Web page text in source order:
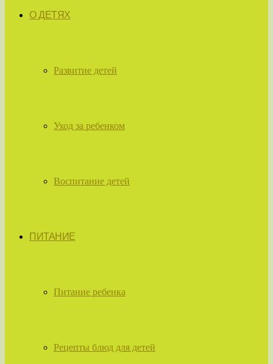
О ДЕТЯХ
Развитие детей
Уход за ребенком
Воспитание детей
ПИТАНИЕ
Питание ребенка
Рецепты блюд для детей